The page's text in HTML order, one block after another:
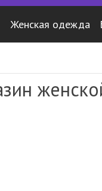
Женская одежда